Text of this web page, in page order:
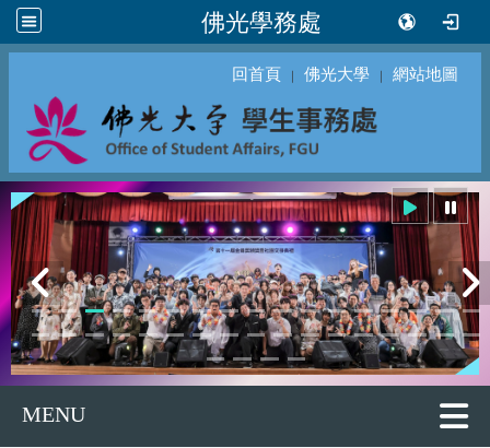
佛光學務處
回首頁 ｜ 佛光大學 ｜ 網站地圖
MENU